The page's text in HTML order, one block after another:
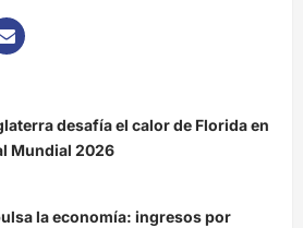
desafía el calor de Florida en
Mundial 2026
la economía: ingresos por